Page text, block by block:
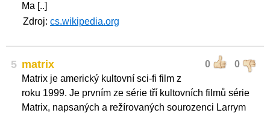
Ma [..]
Zdroj: cs.wikipedia.org
5 0 0
matrix
Matrix je americký kultovní sci-fi film z
roku 1999. Je prvním ze série tří kultovních filmů série
Matrix, napsaných a režírovaných sourozenci Larrym